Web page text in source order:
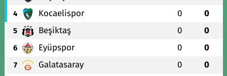
4 Kocaelispor 0 0
5 Beşiktaş 0 0
6 Eyüpspor 0 0
7 Galatasaray 0 0